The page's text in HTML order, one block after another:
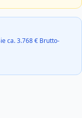
ca.3.768€ Brutto-